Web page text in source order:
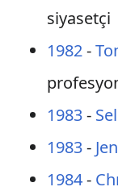
siyasetçi
1982-
1983-
1983-
1984-